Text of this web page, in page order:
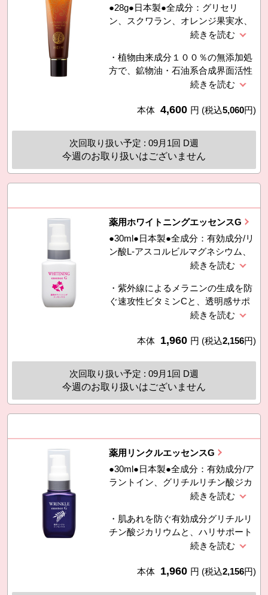
●28g●日本製●全成分：グリセリ
ン、スクワラン、オレンジ果実水、
マカデミア種子油、水添レシチン、
レンジ油、アンズ核油、アボカド
油、カニナバラ果実油、ヒマワリ種
・植物由来成分１００％の無添加処
方で、鉱物油・石油系合成界面活性
剤・フェノキシエタノール・パラベ
すが、原料由来のほのかなオレンジ
ワを目立たなくします。（効能評価
試験済み）
本体 4,600 円 (税込5,060円)
次回取り扱い予定 : 09月1回 D週
今週のお取り扱いはございません
薬用ホワイトニングエッセンスG
●30ml●日本製●全成分：有効成分/リ
ン酸L-アスコルビルマグネシウム、
アラントインその他の成分/精製水、
納豆エキス（精製水、エタノール含
有）、ヒアルロン酸ナトリウム
（２）、サクラ葉抽出液（精製水、
水、BG含有）、クワエキス（精製
（精製水、BG含有）、チャエキス
（１）（精製水、エタノール、ＢＧ
・紫外線によるメラニンの生成を防
ぐ速攻性ビタミンCと、透明感サポ
ート成分のユキノシタエキス、サク
薬用美容液です。・医薬部外品
本体 1,960 円 (税込2,156円)
次回取り扱い予定 : 09月1回 D週
今週のお取り扱いはございません
薬用リンクルエッセンスG
●30ml●日本製●全成分：有効成分/ア
ラントイン、グリチルリチン酸ジカ
リウムその他の成分/精製水、濃グリ
水、エタノール含有）、ダイズエキ
ス（精製水、ＢＧ含有）、ヒアルロ
ン酸ナトリウム（２）、サクシニル
有）、メマツヨイグサ抽出液（精製
・肌あれを防ぐ有効成分グリチルリ
チン酸ジカリウムと、ハリサポート
成分のマヨラナエキス、大豆エキ
用美容液です。・医薬部外品
本体 1,960 円 (税込2,156円)